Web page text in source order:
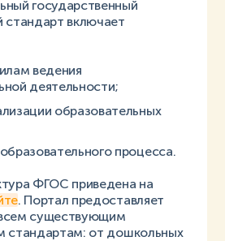
государственный
стандарт включает
ведения
деятельности;
образовательных
процесса.
ФГОС приведена на
. Портал предоставляет
существующим
стандартам: от дошкольных